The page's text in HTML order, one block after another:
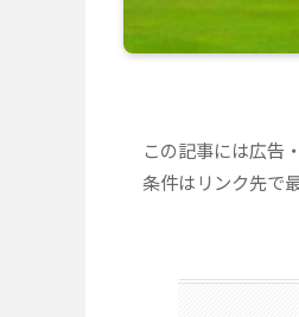
この記事には広告
条件はリンク先で